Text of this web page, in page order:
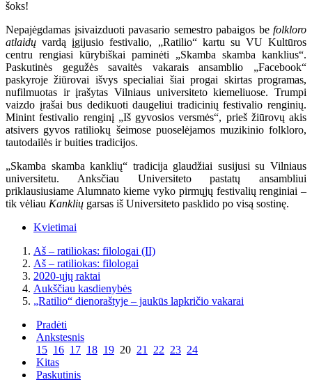
šoks!
Nepajėgdamas įsivaizduoti pavasario semestro pabaigos be folkloro
atlaidų vardą įgijusio festivalio, „Ratilio“ kartu su VU Kultūros
centru rengiasi kūrybiškai paminėti „Skamba skamba kanklius“.
Paskutinės gegužės savaitės vakarais ansamblio „Facebook“
paskyroje žiūrovai išvys specialiai šiai progai skirtas programas,
nufilmuotas ir įrašytas Vilniaus universiteto kiemeliuose. Trumpi
vaizdo įrašai bus dedikuoti daugeliui tradicinių festivalio renginių.
Minint festivalio renginį „Iš gyvosios versmės“, prieš žiūrovų akis
atsivers gyvos ratiliokų šeimose puoselėjamos muzikinio folkloro,
tautodailės ir buities tradicijos.
„Skamba skamba kanklių“ tradicija glaudžiai susijusi su Vilniaus
universitetu. Anksčiau Universiteto pastatų ansambliui
priklausiusiame Alumnato kieme vyko pirmųjų festivalių renginiai –
tik vėliau Kanklių garsas iš Universiteto pasklido po visą sostinę.
Kvietimai
Aš – ratiliokas: filologai (II)
Aš – ratiliokas: filologai
2020-ųjų raktai
Aukščiau kasdienybės
„Ratilio“ dienoraštyje – jaukūs lapkričio vakarai
Pradėti
Ankstesnis
15 16 17 18 19 20 21 22 23 24
Kitas
Paskutinis